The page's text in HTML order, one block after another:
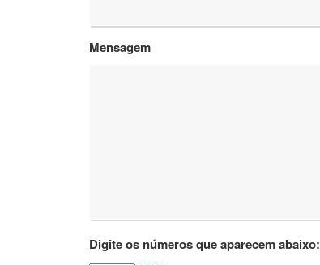
Mensagem
Digite os números que aparecem abaixo: